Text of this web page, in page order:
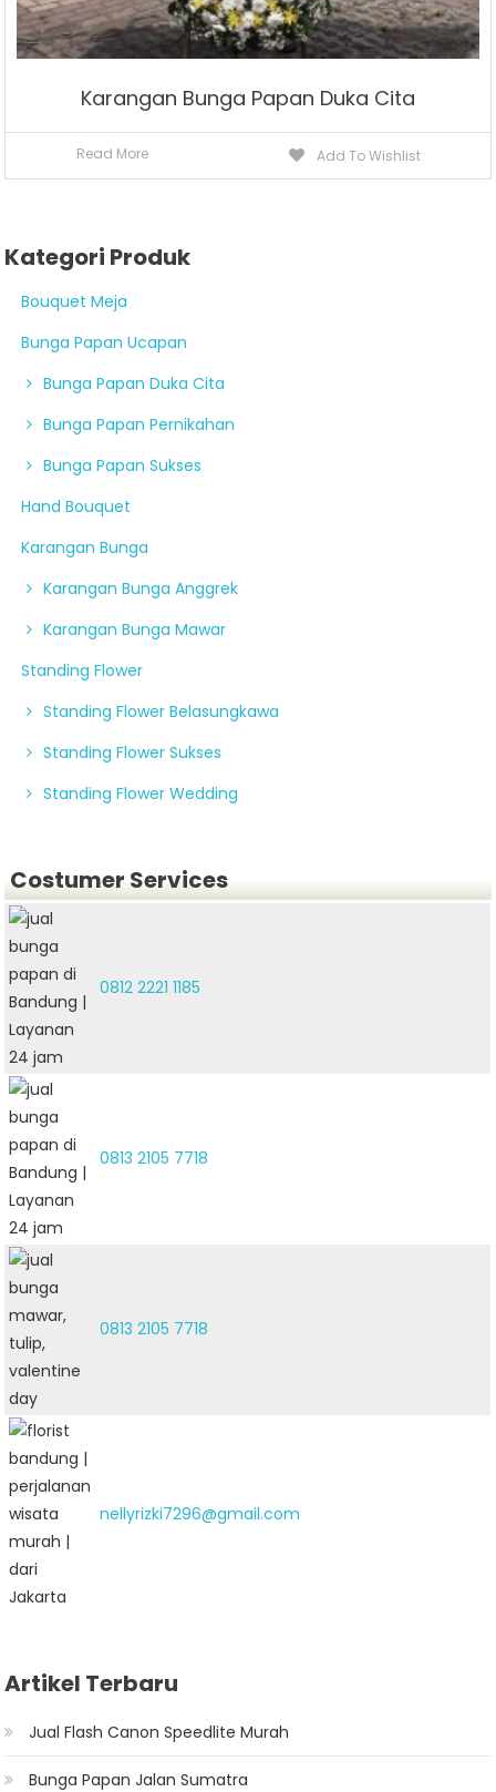
Karangan Bunga Papan Duka Cita
Read More Add To Wishlist
Kategori Produk
Bouquet Meja
Bunga Papan Ucapan
Bunga Papan Duka Cita
Bunga Papan Pernikahan
Bunga Papan Sukses
Hand Bouquet
Karangan Bunga
Karangan Bunga Anggrek
Karangan Bunga Mawar
Standing Flower
Standing Flower Belasungkawa
Standing Flower Sukses
Standing Flower Wedding
Costumer Services
0812 2221 1185
0813 2105 7718
0813 2105 7718
nellyrizki7296@gmail.com
Artikel Terbaru
Jual Flash Canon Speedlite Murah
Bunga Papan Jalan Sumatra